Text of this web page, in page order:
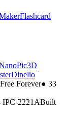
Flashcard
3D
Dinelio
Free Forever● 33
IPC-2221ABuilt